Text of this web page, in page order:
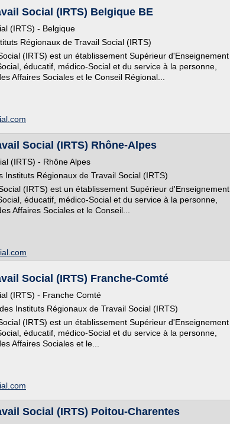
Social (IRTS) Belgique BE
(IRTS) - Belgique
Régionaux de Travail Social (IRTS)
(IRTS) est un établissement Supérieur d'Enseignement
éducatif, médico-Social et du service à la personne,
Affaires Sociales et le Conseil Régional...
Social (IRTS) Rhône-Alpes
(IRTS) - Rhône Alpes
Instituts Régionaux de Travail Social (IRTS)
(IRTS) est un établissement Supérieur d'Enseignement
éducatif, médico-Social et du service à la personne,
Affaires Sociales et le Conseil...
Social (IRTS) Franche-Comté
(IRTS) - Franche Comté
Instituts Régionaux de Travail Social (IRTS)
(IRTS) est un établissement Supérieur d'Enseignement
éducatif, médico-Social et du service à la personne,
Affaires Sociales et le...
Social (IRTS) Poitou-Charentes